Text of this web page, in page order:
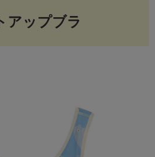
アップブラ